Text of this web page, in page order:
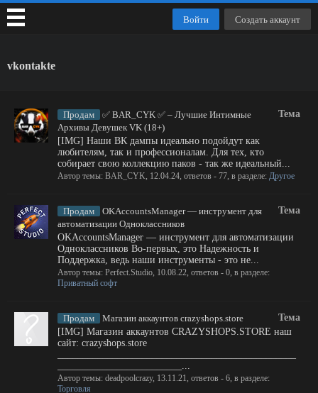
vkontakte
Тема
Продам
✅ BAR_CYK ✅ – Лучшие Интимные
Архивы Девушек VK (18+)
[IMG] Наши ВК дампы идеально подойдут как
любителям, так и профессионалам. Для тех, кто
собирает свою коллекцию паков - так же идеальный...
Автор темы: BAR_CYK, 12.04.24, ответов - 77, в разделе: Другое
Тема
Продам
OKAccountsManager — инструмент для
автоматизации Одноклассников
OKAccountsManager — инструмент для автоматизации
Одноклассников Во-первых, это Надежность и
Поддержка, ведь наши инструменты - это не...
Автор темы: Perfect.Studio, 10.08.22, ответов - 0, в разделе:
Приватный софт
Тема
Продам
Магазин аккаунтов crazyshops.store
[IMG] Магазин аккаунтов CRAZYSHOPS.STORE наш
сайт: crazyshops.store
_________________________...
Автор темы: deadpoolcrazy, 13.11.21, ответов - 6, в разделе:
Торговля
Войти Создать аккаунт